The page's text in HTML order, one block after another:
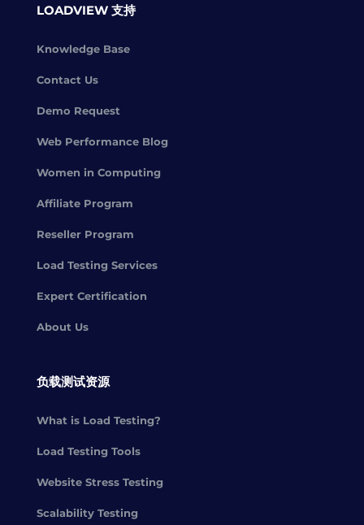
LOADVIEW 支持
Knowledge Base
Contact Us
Demo Request
Web Performance Blog
Women in Computing
Affiliate Program
Reseller Program
Load Testing Services
Expert Certification
About Us
负载测试资源
What is Load Testing?
Load Testing Tools
Website Stress Testing
Scalability Testing